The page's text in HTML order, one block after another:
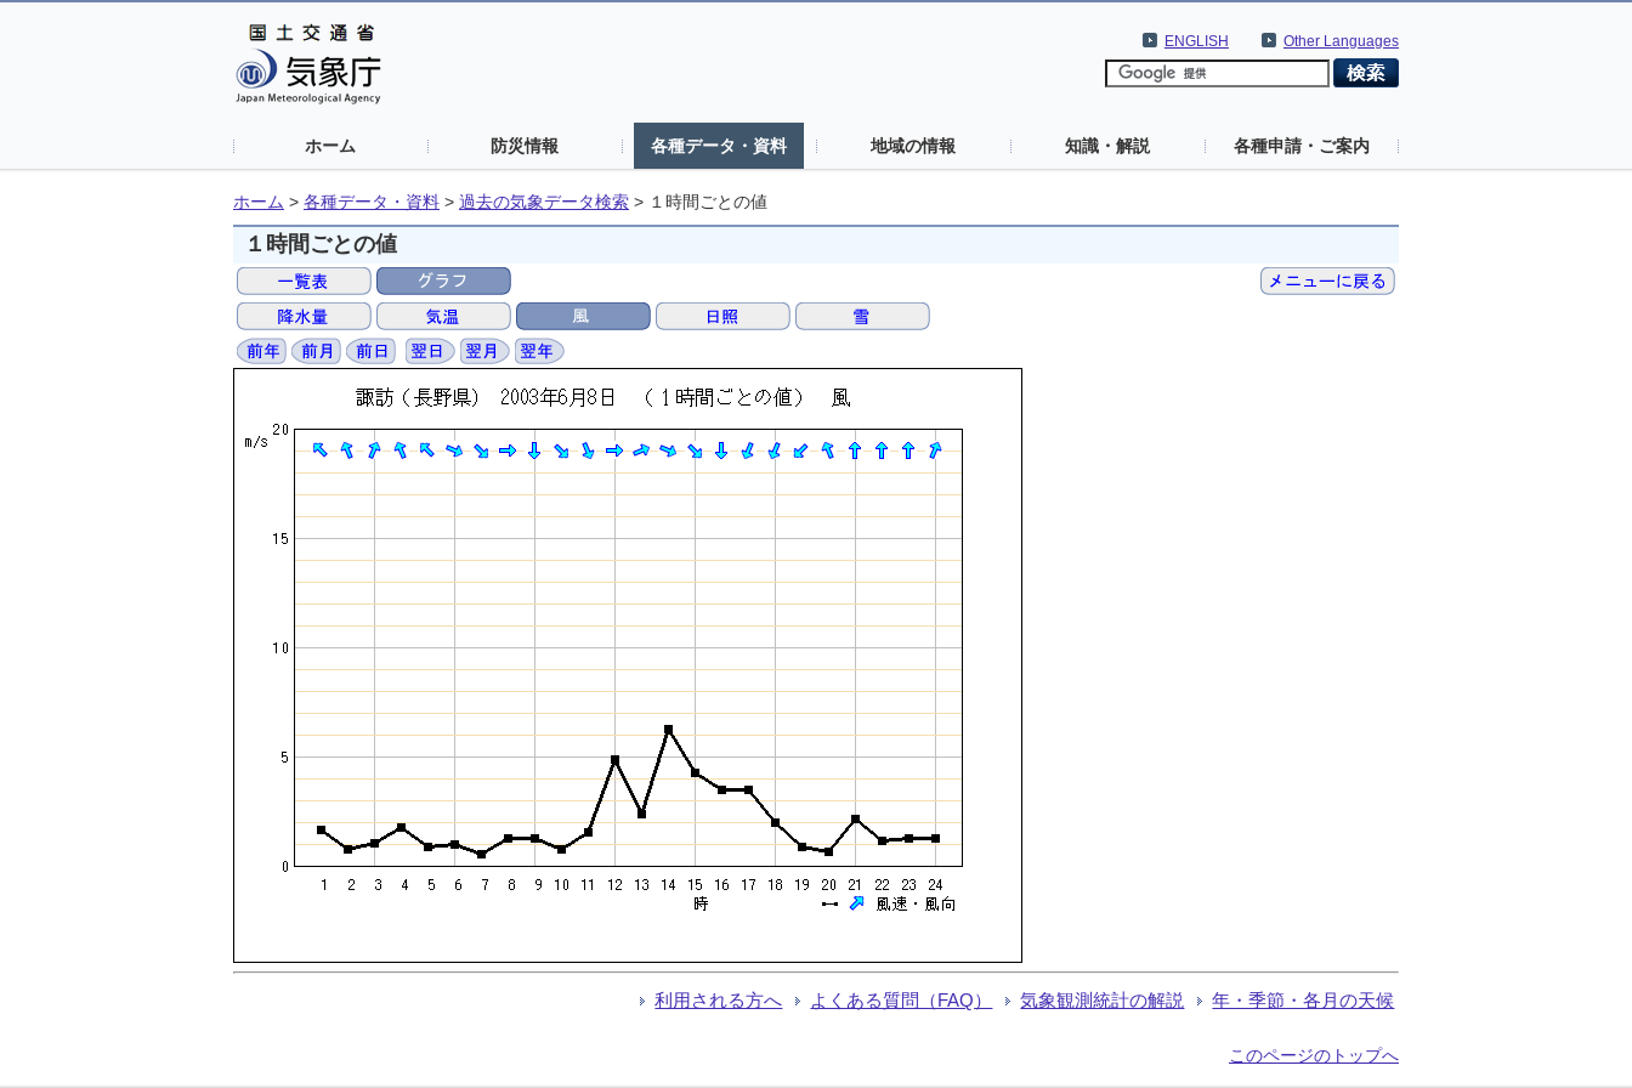
Other Languages
ENGLISH
ホーム 防災情報 各種データ・資料 地域の情報 知識・解説 各種申請・ご案内
ホーム > 各種データ・資料 > 過去の気象データ検索 > １時間ごとの値
１時間ごとの値
利用される方へ よくある質問（FAQ） 気象観測統計の解説 年・季節・各月の天候
このページのトップへ